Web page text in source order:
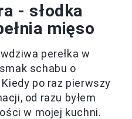
- słodka
mięso
perełka w
schabu o
po raz pierwszy
od razu byłem
w mojej kuchni.